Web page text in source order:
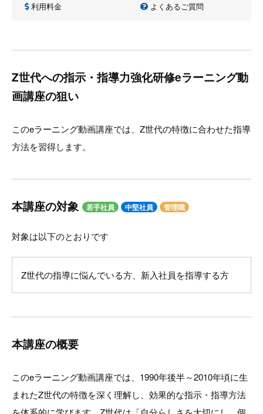
利用料金 よくあるご質問
Z世代への指示・指導力強化研修eラーニング動
画講座の狙い
このeラーニング動画講座では、Z世代の特徴に合わせた指導
方法を習得します。
本講座の対象 若手社員 中堅社員 管理職
対象は以下のとおりです
Z世代の指導に悩んでいる方、新入社員を指導する方
本講座の概要
このeラーニング動画講座では、1990年後半～2010年頃に生
まれたZ世代の特徴を深く理解し、効果的な指示・指導方法